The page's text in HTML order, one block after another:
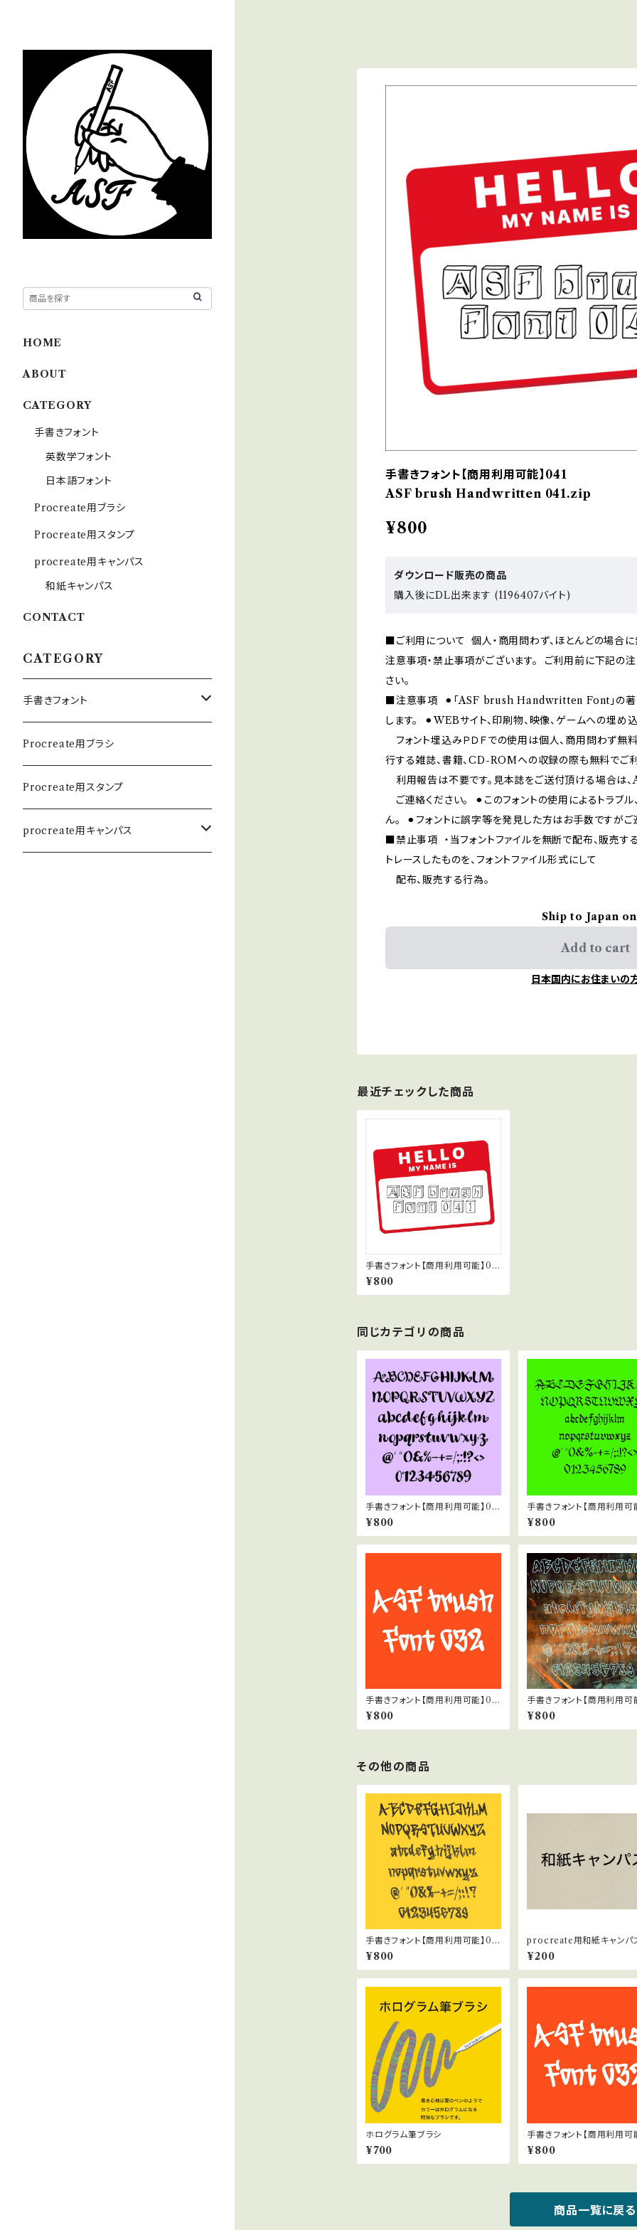
手書きフォント【商用利用可能】041
ASF brush Handwritten 041.zip
¥800
ダウンロード販売の商品
購入後にDL出来ます (1196407バイト)
■ご利用について 個人・商用問わず、ほとんどの場合
注意事項・禁止事項がございます。 ご利用前に下記の
さい。
■注意事項 ⚫︎「ASF brush Handwritten Font」の
します。 ⚫︎WEBサイト、印刷物、映像、ゲームへの埋
フォント埋込みＰＤＦでの使用は個人、商用問わず無
行する雑誌、書籍、CD-ROMへの収録の際も無料でご
利用報告は不要です。見本誌をご送付頂ける場合は
ご連絡ください。 ⚫︎このフォントの使用によるトラブ
ん。 ⚫︎フォントに誤字等を発見した方はお手数ですがご
■禁止事項 ・当フォントファイルを無断で配布、販売す
トレースしたものを、フォントファイル形式にして
配布、販売する行為。
Ship to Japan
Add to cart
日本国内にお住まいの
最近チェックした商品
手書きフォント【商用利用可能】04
1
¥800
同じカテゴリの商品
手書きフォント【商用利用可能】04
2
¥800
手書きフォント【商用利用可
7
¥800
手書きフォント【商用利用可能】03
2
¥800
手書きフォント【商用利用可
5
¥800
その他の商品
手書きフォント【商用利用可能】03
6
¥800
procreate用和紙キャンパ
¥200
ホログラム筆ブラシ
¥700
手書きフォント【商用利用可
2
¥800
商品一覧に戻る
HOME
ABOUT
CATEGORY
手書きフォント
英数学フォント
日本語フォント
Procreate用ブラシ
Procreate用スタンプ
procreate用キャンパス
和紙キャンパス
CONTACT
CATEGORY
手書きフォント
英数学フォント
日本語フォント
Procreate用ブラシ
Procreate用スタンプ
procreate用キャンパス